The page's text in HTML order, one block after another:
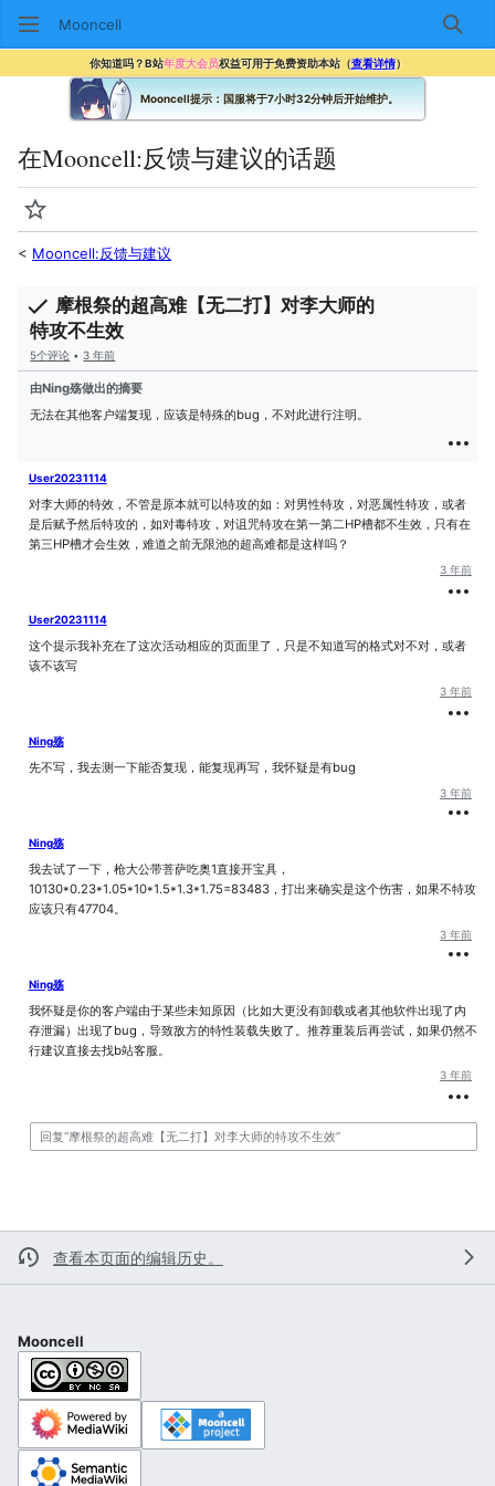
Mooncell 搜索
你知道吗？B站年度大会员权益可用于免费资助本站（查看详情）
Mooncell提示：国服将于7小时32分钟后开始维护。
在Mooncell:反馈与建议的话题
监视
< Mooncell:反馈与建议
摩根祭的超高难【无二打】对李大师的
特攻不生效
5个评论 • 3 年前
由Ning殇做出的摘要
无法在其他客户端复现，应该是特殊的bug，不对此进行注明。
User20231114
对李大师的特效，不管是原本就可以特攻的如：对男性特攻，对恶属性特攻，或者
是后赋予然后特攻的，如对毒特攻，对诅咒特攻在第一第二HP槽都不生效，只有在
第三HP槽才会生效，难道之前无限池的超高难都是这样吗？
3 年前
User20231114
这个提示我补充在了这次活动相应的页面里了，只是不知道写的格式对不对，或者
该不该写
3 年前
Ning殇
先不写，我去测一下能否复现，能复现再写，我怀疑是有bug
3 年前
Ning殇
我去试了一下，枪大公带菩萨吃奥1直接开宝具，
10130*0.23*1.05*10*1.5*1.3*1.75=83483，打出来确实是这个伤害，如果不特攻
应该只有47704。
3 年前
Ning殇
我怀疑是你的客户端由于某些未知原因（比如大更没有卸载或者其他软件出现了内
存泄漏）出现了bug，导致敌方的特性装载失败了。推荐重装后再尝试，如果仍然不
行建议直接去找b站客服。
3 年前
查看本页面的编辑历史。
Mooncell